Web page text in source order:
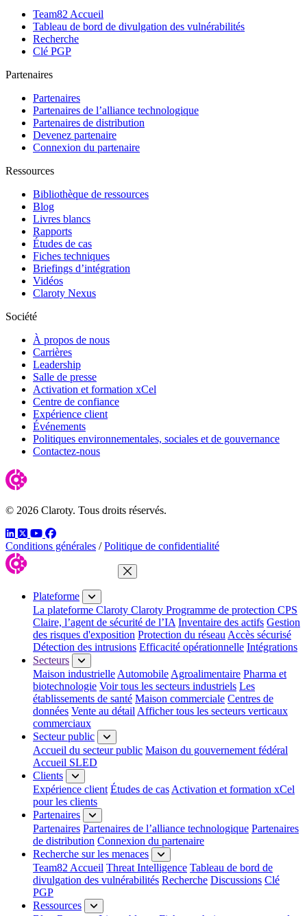
Team82 Accueil
Tableau de bord de divulgation des vulnérabilités
Recherche
Clé PGP
Partenaires
Partenaires
Partenaires de l’alliance technologique
Partenaires de distribution
Devenez partenaire
Connexion du partenaire
Ressources
Bibliothèque de ressources
Blog
Livres blancs
Rapports
Études de cas
Fiches techniques
Briefings d’intégration
Vidéos
Claroty Nexus
Société
À propos de nous
Carrières
Leadership
Salle de presse
Activation et formation xCel
Centre de confiance
Expérience client
Événements
Politiques environnementales, sociales et de gouvernance
Contactez-nous
© 2026 Claroty. Tous droits réservés.
LinkedIn
TwitterYouTube
Facebook
Conditions générales / Politique de confidentialité
Fermer le menu
Plateforme
La plateforme Claroty Claroty Programme de protection CPS
Claire, l’agent de sécurité de l’IA Inventaire des actifs Gestion
des risques d'exposition Protection du réseau Accès sécurisé
Détection des intrusions Efficacité opérationnelle Intégrations
Secteurs
Maison industrielle Automobile Agroalimentaire Pharma et
biotechnologie Voir tous les secteurs industriels Les
établissements de santé Maison commerciale Centres de
données Vente au détail Afficher tous les secteurs verticaux
commerciaux
Secteur public
Accueil du secteur public Maison du gouvernement fédéral
Accueil SLED
Clients
Expérience client Études de cas Activation et formation xCel
pour les clients
Partenaires
Partenaires Partenaires de l’alliance technologique Partenaires
de distribution Connexion du partenaire
Recherche sur les menaces
Team82 Accueil Threat Intelligence Tableau de bord de
divulgation des vulnérabilités Recherche Discussions Clé
PGP
Ressources